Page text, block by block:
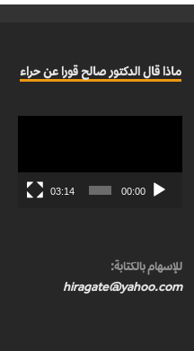
ماذا قال الدكتور صالح قورا عن حراء
00:00
03:14
للإسهام بالكتابة:
hiragate@yahoo.com